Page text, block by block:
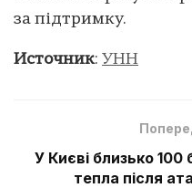
за підтримку.
Источник: УНН
У Києві близько
тепла після